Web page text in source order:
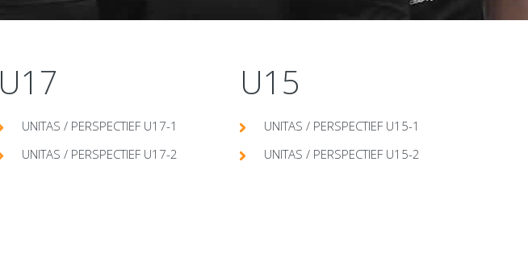
U17
UNITAS / PERSPECTIEF U17-1
UNITAS / PERSPECTIEF U17-2
U15
UNITAS / PERSPECTIEF U15-1
UNITAS / PERSPECTIEF U15-2